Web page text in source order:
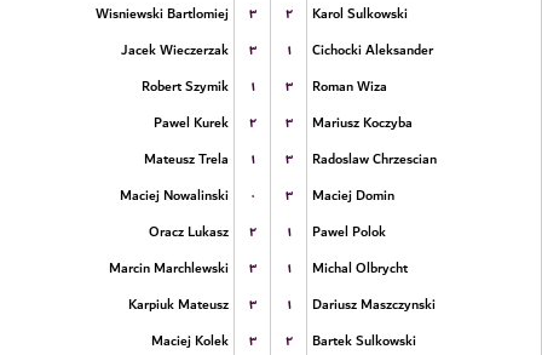
Wisniewski Bartlomiej
۳ ۲
Karol Sulkowski
Jacek Wieczerzak
۳ ۱
Cichocki Aleksander
Robert Szymik
۱ ۳
Roman Wiza
Pawel Kurek
۲ ۳
Mariusz Koczyba
Mateusz Trela
۱ ۳
Radoslaw Chrzescian
Maciej Nowalinski
۰ ۳
Maciej Domin
Oracz Lukasz
۲ ۱
Pawel Polok
Marcin Marchlewski
۳ ۱
Michal Olbrycht
Karpiuk Mateusz
۳ ۱
Dariusz Maszczynski
Maciej Kolek
۳ ۲
Bartek Sulkowski